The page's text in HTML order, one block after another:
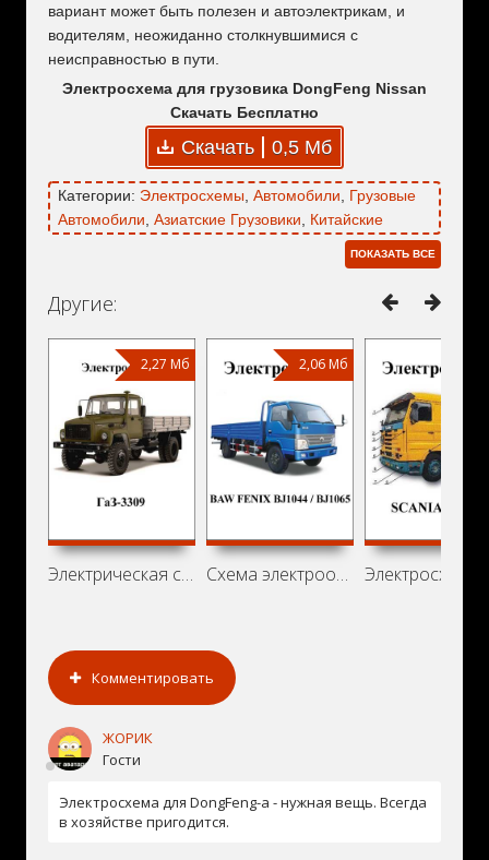
вариант может быть полезен и автоэлектрикам, и
водителям, неожиданно столкнувшимися с
неисправностью в пути.
Электросхема для грузовика DongFeng Nissan
Скачать Бесплатно
Скачать 0,5 Мб
Категории: Электросхемы Автомобили
Грузовые
Автомобили Азиатские Грузовики
Китайские
DongFeng
ПОКАЗАТЬ ВСЕ
Другие:
2,27 Мб
Электрическая схема ГаЗ-3309
2,06 Мб
Схема электрооборудования BAW FENIX
Комментировать
ЖОРИК
Гости
Электросхема для DongFeng-а - нужная вещь. Всегда
в хозяйстве пригодится.